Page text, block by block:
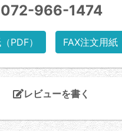
072-966-1474
PDF） FAX注文用紙
レビューを書く